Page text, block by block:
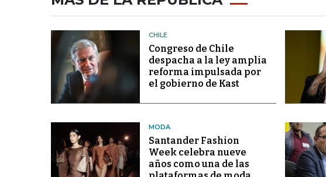
CHILE
Congreso de Chile
despacha a la ley amplia
reforma impulsada por
el gobierno de Kast
MODA
Santander Fashion
Week celebra nueve
años como una de las